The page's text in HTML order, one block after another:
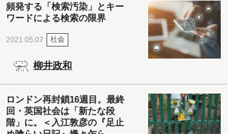
頻発する「検索汚染」とキー
ワードによる検索の限界
2021.05.07 社会
柳井政和
ロンドン再封鎖16週目。最終
回・英国社会は「新たな段
階」に。＜入江敦彦の『足止